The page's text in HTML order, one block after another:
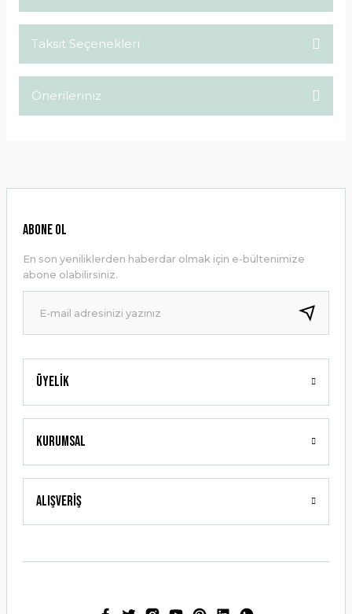
Taksit Seçenekleri
Önerileriniz
Ürün resmi kalitesiz, bozuk veya görüntülenemiyor.
Ürün bilgilerinde hatalar bulunuyor.
Ürün fiyatı diğer sitelerden daha pahalı.
Bu ürüne benzer farklı alternatifler olmalı.
Gönder
Üyelik
Kurumsal
Alışveriş
ABONE OL
En son yeniliklerden haberdar olmak için e-bültenimize
abone olabilirsiniz.